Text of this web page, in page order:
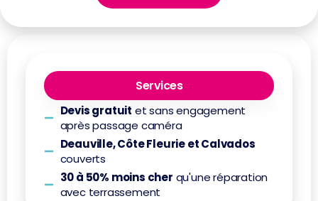
Services
Devis gratuit et sans engagement
après passage caméra
Deauville, Côte Fleurie et Calvados
couverts
30 à 50% moins cher qu'une réparation
avec terrassement